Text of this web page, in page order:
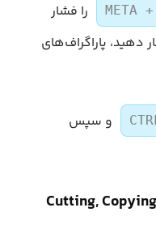
META
را فشار
دهید، پاراگراف‌های
و سپس
برش، کپی و جایگذاری متن (Cutting, Copying